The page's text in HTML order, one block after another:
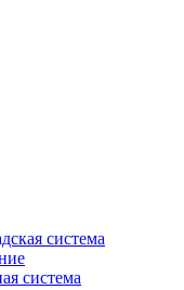
система
система